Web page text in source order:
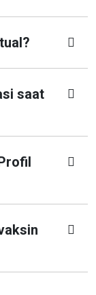
saat